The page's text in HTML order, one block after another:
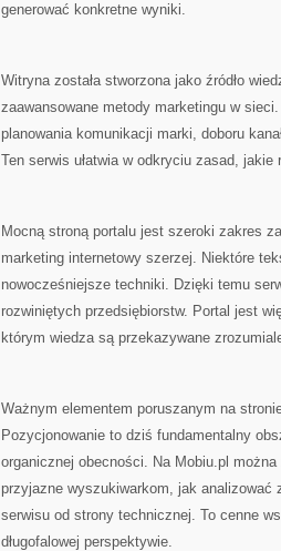
generować konkretne wyniki.
Witryna została stworzona jako źródło
zaawansowane metody marketingu w
planowania komunikacji marki, doboru
Ten serwis ułatwia w odkryciu zasad, jakie
Mocną stroną portalu jest szeroki zakres
marketing internetowy szerzej. Niektóre
nowocześniejsze techniki. Dzięki temu
rozwiniętych przedsiębiorstw. Portal jest
którym wiedza są przekazywane
Ważnym elementem poruszanym na
Pozycjonowanie to dziś fundamentalny
organicznej obecności. Na Mobiu.pl
przyjazne wyszukiwarkom, jak
serwisu od strony technicznej. To cenne
długofalowej perspektywie.